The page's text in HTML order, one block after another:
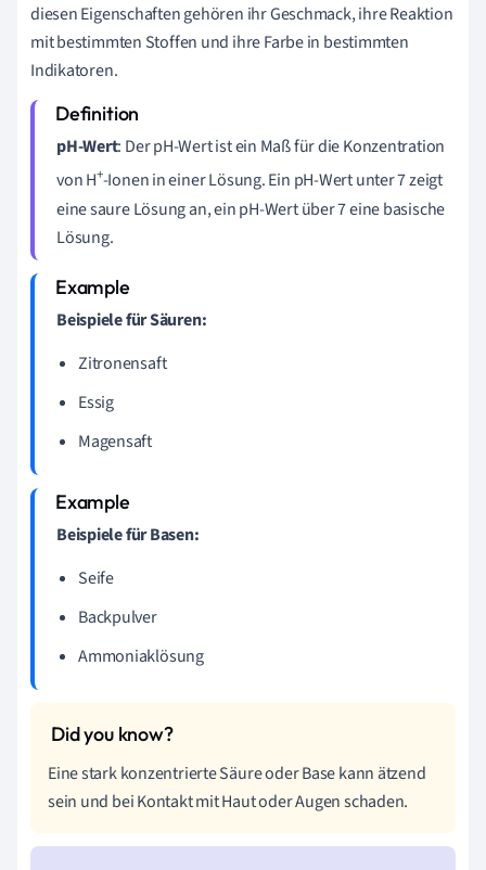
diesen Eigenschaften gehören ihr Geschmack, ihre Reaktion
mit bestimmten Stoffen und ihre Farbe in bestimmten
Indikatoren.
pH-Wert: Der pH-Wert ist ein Maß für die Konzentration
von H+-Ionen in einer Lösung. Ein pH-Wert unter 7 zeigt
eine saure Lösung an, ein pH-Wert über 7 eine basische
Lösung.
Beispiele für Säuren:
Zitronensaft
Essig
Magensaft
Beispiele für Basen:
Seife
Backpulver
Ammoniaklösung
Eine stark konzentrierte Säure oder Base kann ätzend
sein und bei Kontakt mit Haut oder Augen schaden.